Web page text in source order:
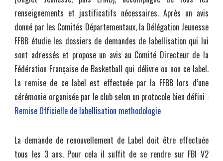
renseignements et justificatifs nécessaires. Après un avis
donné par les Comités Départementaux, la Délégation Jeunesse
FFBB étudie les dossiers de demandes de labellisation qui lui
sont adressés et propose un avis au Comité Directeur de la
Fédération Française de Basketball qui délivre ou non ce label.
La remise de ce label est effectuée par la FFBB lors d’une
cérémonie organisée par le club selon un protocole bien défini :
Remise Officielle de labellisation methodologie
La demande de renouvellement de Label doit être effectuée
tous les 3 ans. Pour cela il suffit de se rendre sur FBI V2